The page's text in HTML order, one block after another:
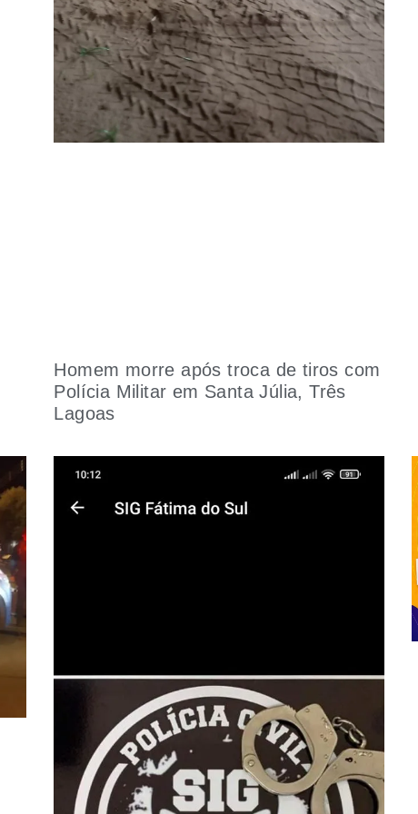
Homem morre após troca de tiros com
Polícia Militar em Santa Júlia, Três
Lagoas